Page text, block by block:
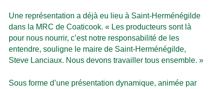
Une représentation a déjà eu lieu à Saint-Herménégilde
dans la MRC de Coaticook. « Les producteurs sont là
pour nous nourrir, c’est notre responsabilité de les
entendre, souligne le maire de Saint-Herménégilde,
Steve Lanciaux. Nous devons travailler tous ensemble. »
Sous forme d’une présentation dynamique, animée par